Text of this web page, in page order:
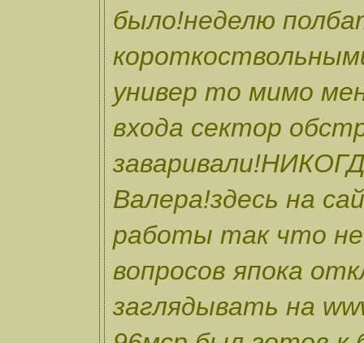
было!неделю
универ то мимо
входа сектор
Валера!здесь на
работы так что
вопросов япока
заглядывать на